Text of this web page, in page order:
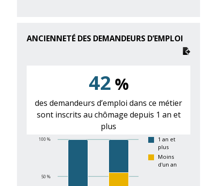
ANCIENNETÉ DES DEMANDEURS D’EMPLOI
42 %
des demandeurs d’emploi dans ce métier
sont inscrits au chômage depuis 1 an et
plus
50 %
100 %
1 an et
plus
Moins
d'un an